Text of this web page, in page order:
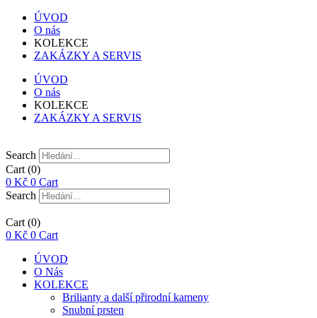
ÚVOD
O nás
KOLEKCE
ZAKÁZKY A SERVIS
ÚVOD
O nás
KOLEKCE
ZAKÁZKY A SERVIS
Search
Cart (0)
0 Kč 0 Cart
Search
Cart (0)
0 Kč 0 Cart
ÚVOD
O Nás
KOLEKCE
Brilianty a další přirodní kameny
Snubní prsten